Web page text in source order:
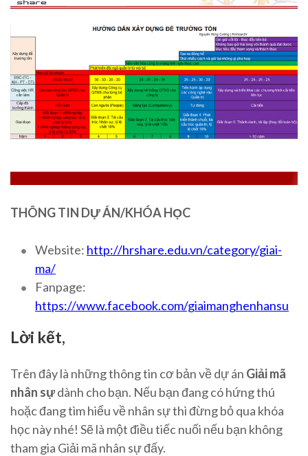
THÔNG TIN DỰ ÁN/KHÓA HỌC
Website: http://hrshare.edu.vn/category/giai-
ma/
Fanpage:
https://www.facebook.com/giaimanghenhansu
Lời kết,
Trên đây là những thông tin cơ bản về dự án Giải mã
nhân sựdành cho bạn. Nếu bạn đang có hứng thú
hoặc đang tìm hiểu về nhân sự thì đừng bỏ qua khóa
học này nhé! Sẽ là một điều tiếc nuối nếu bạn không
tham gia Giải mã nhân sự đấy.